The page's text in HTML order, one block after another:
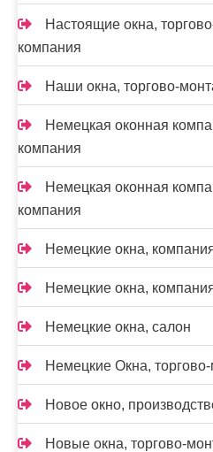
Настоящие окна,
компания
Наши окна, торгово-
Немецкая оконная
компания
Немецкая оконная
компания
Немецкие окна,
Немецкие окна,
Немецкие окна, салон
Немецкие Окна,
Новое окно,
Новые окна, торгово-